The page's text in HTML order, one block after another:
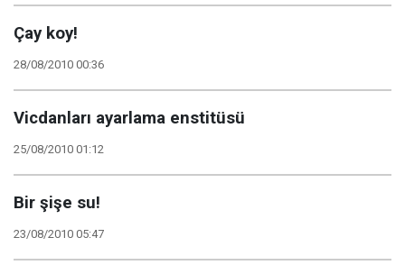
Çay koy!
28/08/2010 00:36
Vicdanları ayarlama enstitüsü
25/08/2010 01:12
Bir şişe su!
23/08/2010 05:47